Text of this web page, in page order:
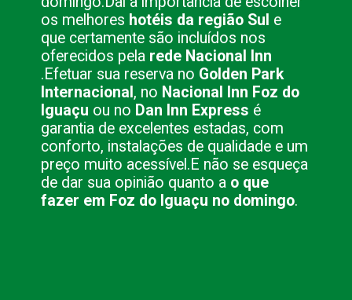
os melhores hotéis da região Sul e
que certamente são incluídos nos
oferecidos pela rede Nacional Inn
.Efetuar sua reserva no Golden Park
Internacional , no Nacional Inn Foz do
Iguaçu ou no Dan Inn Express é
garantia de excelentes estadas, com
conforto, instalações de qualidade e um
preço muito acessível.E não se esqueça
de dar sua opinião quanto a o que
fazer em Foz do Iguaçu no domingo.